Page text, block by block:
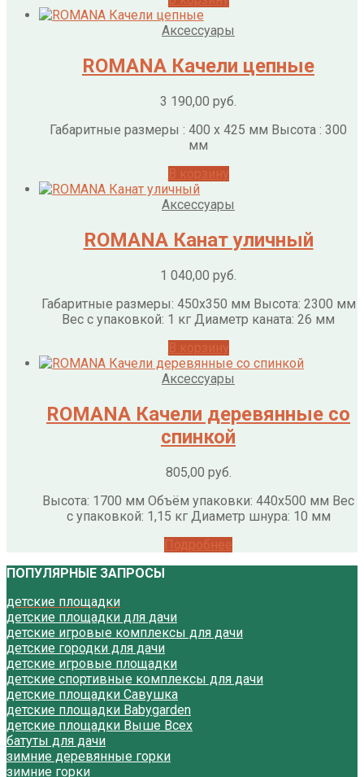
Аксессуары
ROMANA Качели цепные
3 190,00 руб.
Габаритные размеры : 400 x 425 мм Высота : 300
мм
Аксессуары
ROMANA Канат уличный
1 040,00 руб.
Габаритные размеры: 450х350 мм Высота: 2300 мм
Вес с упаковкой: 1 кг Диаметр каната: 26 мм
Аксессуары
ROMANA Качели деревянные со
спинкой
805,00 руб.
Высота: 1700 мм Объём упаковки: 440х500 мм Вес
с упаковкой: 1,15 кг Диаметр шнура: 10 мм
ПОПУЛЯРНЫЕ ЗАПРОСЫ
детские площадки
детские площадки для дачи
детские игровые комплексы для дачи
детские городки для дачи
детские игровые площадки
детские спортивные комплексы для дачи
детские площадки Савушка
детские площадки Babygarden
детские площадки Выше Всех
батуты для дачи
зимние деревянные горки
зимние горки